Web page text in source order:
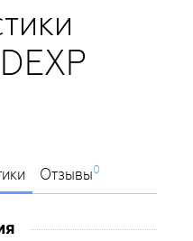
Отзывы0